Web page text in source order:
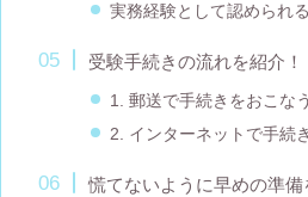
実務経験として認められ
受験手続きの流れを紹介！
1. 郵送で手続きをおこな
2. インターネットで手続
慌てないように早めの準備